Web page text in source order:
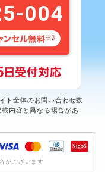
004
ト全体のお問い合わせ数
内容と異なる場合があ
がございます